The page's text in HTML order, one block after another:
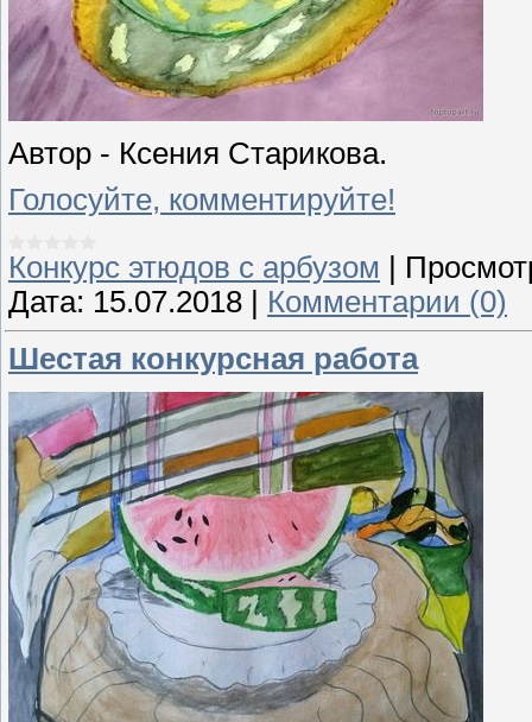
Автор - Ксения Старикова.
Голосуйте, комментируйте!
Конкурс этюдов с арбузом
Дата: 15.07.2018
Комментарии (0)
Шестая конкурсная работа